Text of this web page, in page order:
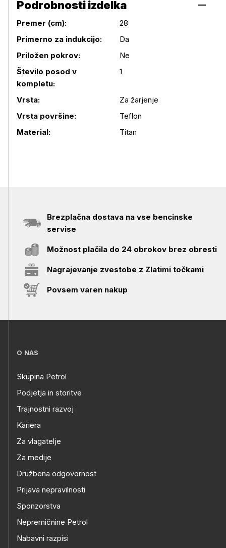
Podrobnosti izdelka
Podrobnosti izdelka
Premer (cm):
28
Primerno za indukcijo:
Da
Priložen pokrov:
Ne
Število posod v
kompletu:
1
Vrsta:
Za žarjenje
Vrsta površine:
Teflon
Material:
Titan
Brezplačna dostava na vse bencinske
servise
Možnost plačila do 24 obrokov brez obresti
Nagrajevanje zvestobe z Zlatimi točkami
Povsem varen nakup
O NAS
Skupina Petrol
Podjetja in storitve
Trajnostni razvoj
Kariera
Za vlagatelje
Za medije
Družbena odgovornost
Prijava nepravilnosti
Sponzorstva
Nepremičnine Petrol
Nabavni razpisi